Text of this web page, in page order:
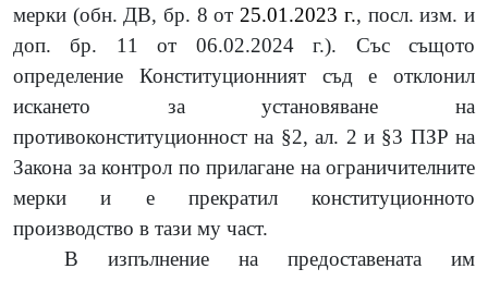
мерки (обн. ДВ, бр. 8 от 25.01.2023 г., посл. изм. и
доп.
бр. 11 от 06.02.2024 г.). Със същото
определение Конституционният съд е отклонил
искането за установяване на
противоконституционност на §2, ал. 2 и §3 ПЗР на
Закона за контрол по прилагане на ограничителните
мерки и е прекратил конституционното
производство в тази му част.
В изпълнение на предоставената им